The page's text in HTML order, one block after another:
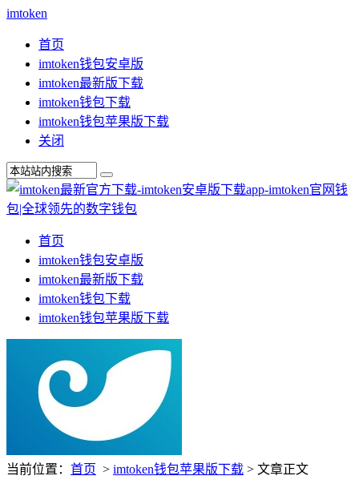
imtoken
首页
imtoken钱包安卓版
imtoken最新版下载
imtoken钱包下载
imtoken钱包苹果版下载
关闭
首页
imtoken钱包安卓版
imtoken最新版下载
imtoken钱包下载
imtoken钱包苹果版下载
当前位置： 首页 > imtoken钱包苹果版下载 > 文章正文